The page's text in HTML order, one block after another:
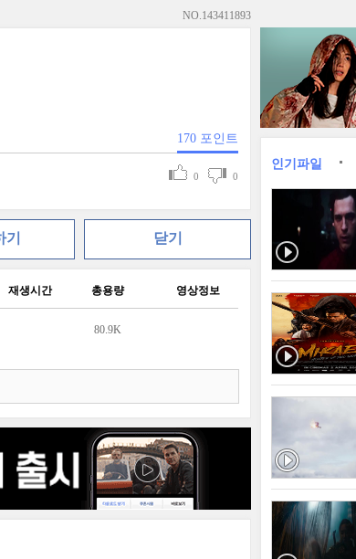
NO.143411893
170 포인트
0 0
닫기
재생시간 총용량 영상정보
80.9K
인기파일